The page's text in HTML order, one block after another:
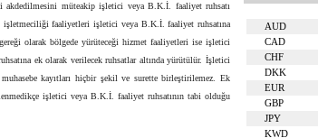
müteakip işletici veya B.K.İ. faaliyet ruhsatı
faaliyetleri işletici veya B.K.İ. faaliyet ruhsatına
olarak bölgede yürüteceği hizmet faaliyetleri ise işletici
ek olarak verilecek ruhsatlar altında yürütülür. İşletici
kayıtları hiçbir şekil ve surette birleştirilemez. Ek
işletici veya B.K.İ. faaliyet ruhsatının tabi olduğu
AUD
CAD
CHF
DKK
EUR
GBP
JPY
KWD